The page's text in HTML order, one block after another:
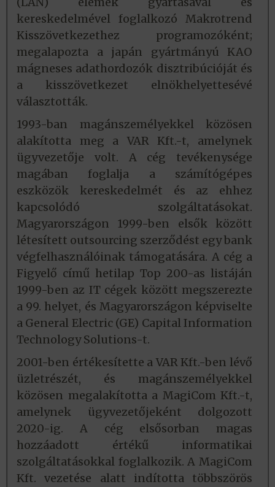
kereskedelmével foglalkozó Makrotrend
Kisszövetkezethez programozóként;
megalapozta a japán gyártmányú KAO
mágneses adathordozók disztribúcióját és
a kisszövetkezet elnökhelyettesévé
választották.
1993-ban magánszemélyekkel közösen
alakította meg a VAR Kft.-t, amelynek
ügyvezetője volt. A cég tevékenysége
magában foglalja a számítógépes
eszközök kereskedelmét és az ehhez
kapcsolódó szolgáltatásokat.
Magyarországon 1999-ben elsők között
létesített outsourcing szerződést egy bank
végfelhasználóinak támogatására. A cég a
Figyelő című hetilap Top 200-as listáján
1999-ben az IT cégek között megszerezte
a 99. helyet, és Magyarországon képviselte
a General Electric (GE) Capital Information
Technology Solutions-t.
2001-ben értékesítette a VAR Kft.-ben lévő
üzletrészét, és magánszemélyekkel
közösen megalakította a MagiCom Kft.-t,
amelynek ügyvezetőjeként dolgozott
2020-ig. A cég elsősorban magas
hozzáadott értékű informatikai
szolgáltatásokkal foglalkozik. A MagiCom
Kft. vezetése alatt indította többszörös